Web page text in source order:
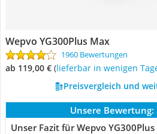
Wepvo YG300Plus Max
1960 Bewertungen
ab 119,00 € ( Lieferbar in wenigen
Preisvergleich und
Unsere Bewertung:
Unser Fazit für Wepvo YG300Plus